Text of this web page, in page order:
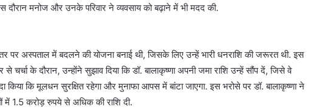
दौरान मनोज और उनके परिवार ने व्यवसाय को बढ़ाने में भी मदद की.
पर अस्पताल में बदलने की योजना बनाई थी, जिसके लिए उन्हें भारी धनराशि की जरूरत थी. इस
चर्चा के दौरान, उन्होंने सुझाव दिया कि डॉ. बालाकृष्णा अपनी जमा राशि उन्हें सौंप दें, जिसे वे
किया कि मूलधन सुरक्षित रहेगा और मुनाफा आपस में बांटा जाएगा. इस भरोसे पर डॉ. बालाकृष्णा ने
में 1.5 करोड़ रुपये से अधिक की राशि दी.